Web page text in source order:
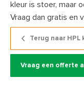
kleur is stoer, maar
Vraag dan gratis en
Terug naar HPL
Vraag een offerte